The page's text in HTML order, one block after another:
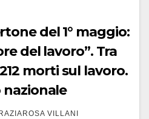
del 1° maggio:
del lavoro”. Tra
morti sul lavoro.
nazionale
VILLANI